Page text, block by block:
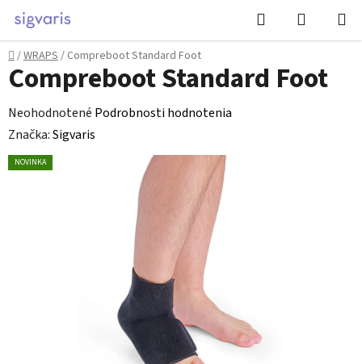
Prejsť
obsah
Hľadať
KOŠÍK
Domov
/WRAPS/ Compreboot Standard Foot
Compreboot Standard Foot
Priemerné
hodnotenie
produktu
Neohodnotené Podrobnosti hodnotenia
Značka:Sigvaris
NOVINKA